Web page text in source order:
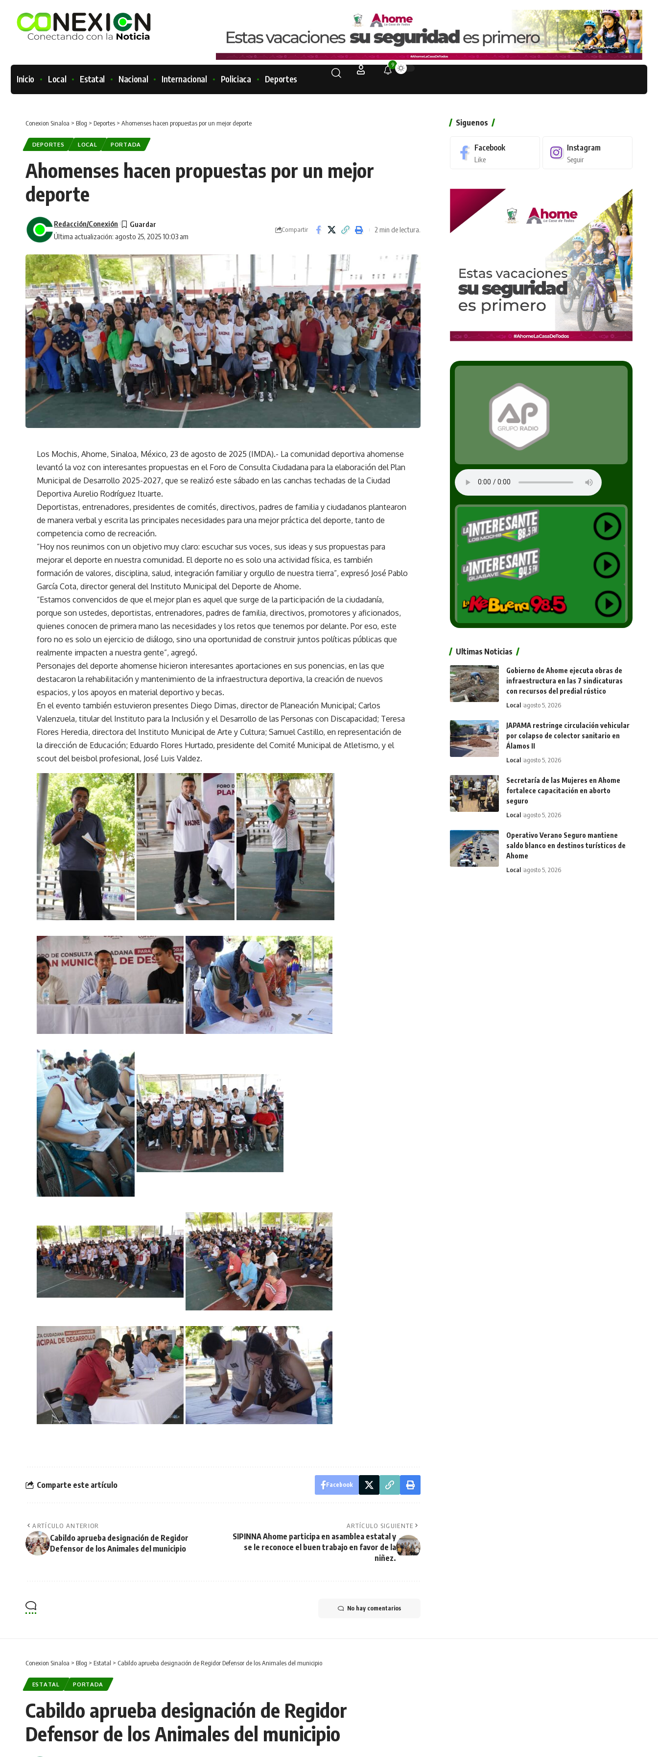
Inicio Local Estatal Nacional Internacional Policiaca Deportes
9
Conexion Sinaloa > Blog > Deportes > Ahomenses hacen propuestas por un mejor deporte
DEPORTES LOCAL PORTADA
Ahomenses hacen propuestas por un mejor
deporte
Última actualización: agosto 25, 2025 10:03 am
Redacción/Conexión
Compartir 2 min de lectura.
Los Mochis, Ahome, Sinaloa, México, 23 de agosto de 2025 (IMDA).- La comunidad deportiva ahomense
levantó la voz con interesantes propuestas en el Foro de Consulta Ciudadana para la elaboración del Plan
Municipal de Desarrollo 2025-2027, que se realizó este sábado en las canchas techadas de la Ciudad
Deportiva Aurelio Rodríguez Ituarte.
Deportistas, entrenadores, presidentes de comités, directivos, padres de familia y ciudadanos plantearon
de manera verbal y escrita las principales necesidades para una mejor práctica del deporte, tanto de
competencia como de recreación.
“Hoy nos reunimos con un objetivo muy claro: escuchar sus voces, sus ideas y sus propuestas para
mejorar el deporte en nuestra comunidad. El deporte no es solo una actividad física, es también
formación de valores, disciplina, salud, integración familiar y orgullo de nuestra tierra”, expresó José Pablo
García Cota, director general del Instituto Municipal del Deporte de Ahome.
“Estamos convencidos de que el mejor plan es aquel que surge de la participación de la ciudadanía,
porque son ustedes, deportistas, entrenadores, padres de familia, directivos, promotores y aficionados,
quienes conocen de primera mano las necesidades y los retos que tenemos por delante. Por eso, este
foro no es solo un ejercicio de diálogo, sino una oportunidad de construir juntos políticas públicas que
realmente impacten a nuestra gente”, agregó.
Personajes del deporte ahomense hicieron interesantes aportaciones en sus ponencias, en las que
destacaron la rehabilitación y mantenimiento de la infraestructura deportiva, la creación de nuevos
espacios, y los apoyos en material deportivo y becas.
En el evento también estuvieron presentes Diego Dimas, director de Planeación Municipal; Carlos
Valenzuela, titular del Instituto para la Inclusión y el Desarrollo de las Personas con Discapacidad; Teresa
Flores Heredia, directora del Instituto Municipal de Arte y Cultura; Samuel Castillo, en representación de
la dirección de Educación; Eduardo Flores Hurtado, presidente del Comité Municipal de Atletismo, y el
scout del beisbol profesional, José Luis Valdez.
Comparte este artículo Facebook
ARTÍCULO ANTERIOR
Cabildo aprueba designación de Regidor
Defensor de los Animales del municipio
ARTÍCULO SIGUIENTE
SIPINNA Ahome participa en asamblea estatal y
se le reconoce el buen trabajo en favor de la
niñez.
No hay comentarios
Siguenos
Facebook
Like
Instagram
Seguir
Ultimas Noticias
Gobierno de Ahome ejecuta obras de
infraestructura en las 7 sindicaturas
con recursos del predial rústico
Local agosto 5, 2026
JAPAMA restringe circulación vehicular
por colapso de colector sanitario en
Álamos II
Local agosto 5, 2026
Secretaría de las Mujeres en Ahome
fortalece capacitación en aborto
seguro
Local agosto 5, 2026
Operativo Verano Seguro mantiene
saldo blanco en destinos turísticos de
Ahome
Local agosto 5, 2026
Conexion Sinaloa > Blog > Estatal > Cabildo aprueba designación de Regidor Defensor de los Animales del municipio
ESTATAL PORTADA
Cabildo aprueba designación de Regidor
Defensor de los Animales del municipio